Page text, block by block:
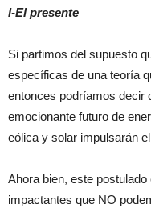
I-El presente
Si partimos del supuesto
específicas de una teoría
entonces podríamos decir
emocionante futuro de
eólica y solar impulsarán
Ahora bien, este
impactantes que NO